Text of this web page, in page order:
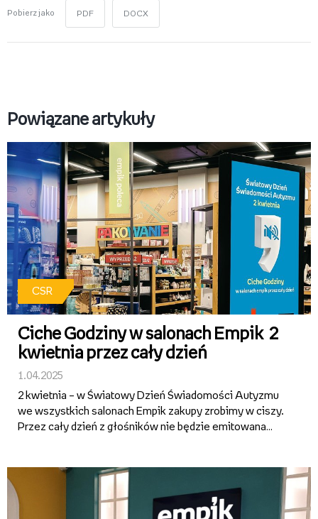
Pobierz jako PDF DOCX
Powiązane artykuły
CSR
Ciche Godziny w salonach Empik 2
kwietnia przez cały dzień
1.04.2025
2 kwietnia – w Światowy Dzień Świadomości Autyzmu
we wszystkich salonach Empik zakupy zrobimy w ciszy.
Przez cały dzień z głośników nie będzie emitowana
pierwszeństwa obsługi. Ciche...